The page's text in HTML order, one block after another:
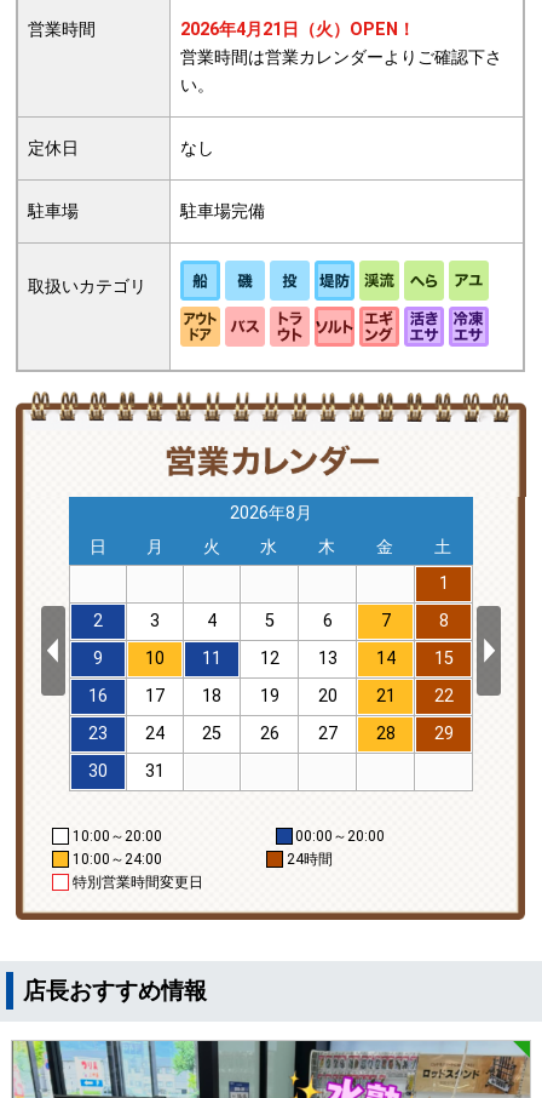
営業時間
2026年4月21日（火）OPEN！
営業時間は営業カレンダーよりご確認下さ
い。
定休日 なし
駐車場 駐車場完備
取扱いカテゴリ
19
26
2026年8月
日
月 火 水 木 金
土
1
2
3 4 5 6 7
8
9
10 11 12 13 14
15
16
17 18 19 20 21
22
23
24 25 26 27 28
29
30
31
13
20
10:00～20:00
00:00～20:00
10:00～24:00
24時間
特別営業時間変更日
店長おすすめ情報